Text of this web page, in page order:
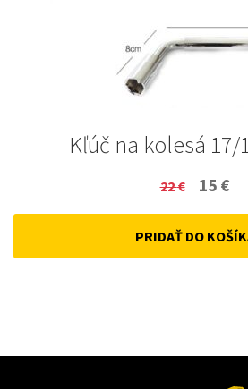
Kľúč na kolesá 17/
22€
Original
price
was:
15 €
is:
PRIDAŤ DO